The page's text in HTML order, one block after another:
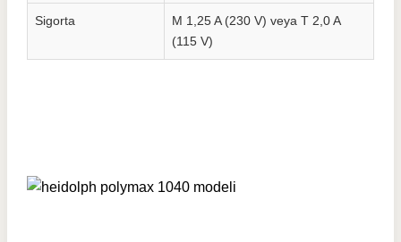
Sigorta
M 1,25 A (230 V) veya T 2,0 A
(115 V)